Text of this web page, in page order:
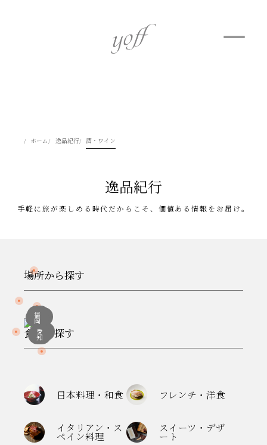
ホーム 逸品紀行 酒・ワイン
逸品紀行
手軽に旅が楽しめる時代だからこそ、価値ある情報をお届け。
場所から探す
宮
城
愛
知
東
京
大
阪
福
岡
食から探す
日本料理・和食 フレンチ・洋食
イタリアン・ス
ペイン料理
スイーツ・デザ
ート